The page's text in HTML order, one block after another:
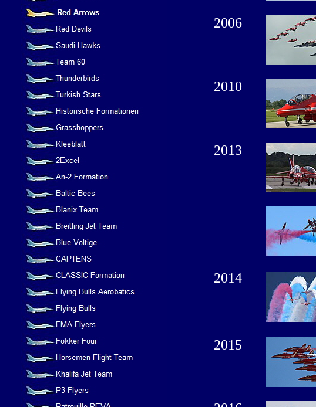
2006
2010
2013
2014
2015